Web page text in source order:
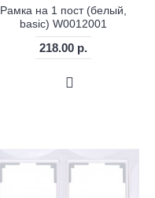
Рамка на 1 пост (белый,
basic) W0012001
218.00 р.